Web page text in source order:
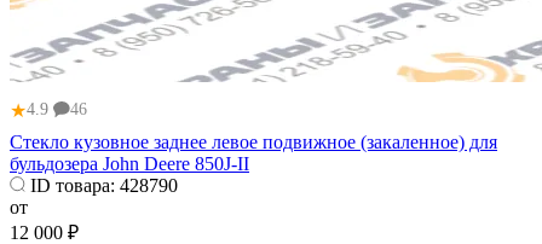
★4.9 46
Стекло кузовное заднее левое подвижное (закаленное) для
бульдозера John Deere 850J-II
ID товара: 428790
от
12 000 ₽